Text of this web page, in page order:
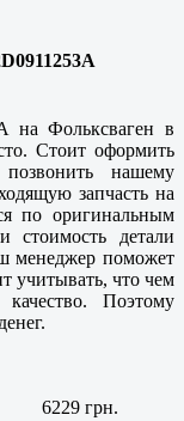
на Фольксваген в
Стоит оформить
нашему
запчасть на
по оригинальным
стоимость детали
менеджер поможет
учитывать, что чем
Поэтому
6229 грн.